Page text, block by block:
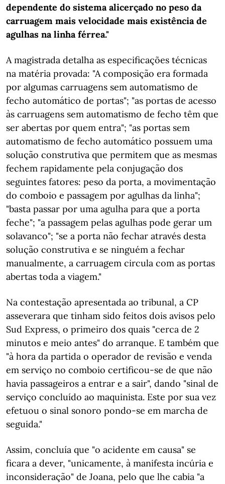
dependente do sistema alicerçado no peso da
carruagem mais velocidade mais existência de
agulhas na linha férrea."
A magistrada detalha as especificações técnicas
na matéria provada: "A composição era formada
por algumas carruagens sem automatismo de
fecho automático de portas"; "as portas de acesso
às carruagens sem automatismo de fecho têm que
ser abertas por quem entra"; "as portas sem
automatismo de fecho automático possuem uma
solução construtiva que permitem que as mesmas
fechem rapidamente pela conjugação dos
seguintes fatores: peso da porta, a movimentação
do comboio e passagem por agulhas da linha";
"basta passar por uma agulha para que a porta
feche"; "a passagem pelas agulhas pode gerar um
solavanco"; "se a porta não fechar através desta
solução construtiva e se ninguém a fechar
manualmente, a carruagem circula com as portas
abertas toda a viagem."
Na contestação apresentada ao tribunal, a CP
asseverara que tinham sido feitos dois avisos pelo
Sud Express, o primeiro dos quais "cerca de 2
minutos e meio antes" do arranque. E também que
"à hora da partida o operador de revisão e venda
em serviço no comboio certificou-se de que não
havia passageiros a entrar e a sair", dando "sinal de
serviço concluído ao maquinista. Este por sua vez
efetuou o sinal sonoro pondo-se em marcha de
seguida."
Assim, concluía que "o acidente em causa" se
ficara a dever, "unicamente, à manifesta incúria e
inconsideração" de Joana, pelo que lhe cabia "a